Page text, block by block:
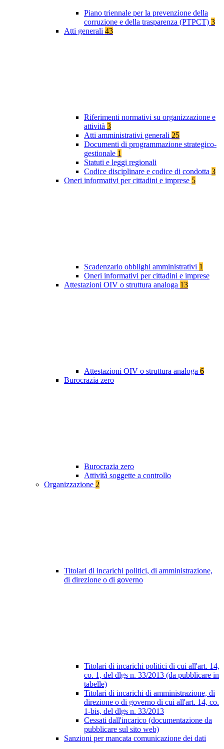
Piano triennale per la prevenzione della
corruzione e della trasparenza (PTPCT) 3
Atti generali 43
Riferimenti normativi su organizzazione e
attività 3
Atti amministrativi generali 25
Documenti di programmazione strategico-
gestionale 1
Statuti e leggi regionali
Codice disciplinare e codice di condotta 3
Oneri informativi per cittadini e imprese 5
Scadenzario obblighi amministrativi 1
Oneri informativi per cittadini e imprese
Attestazioni OIV o struttura analoga 13
Attestazioni OIV o struttura analoga 6
Burocrazia zero
Burocrazia zero
Attività soggette a controllo
Organizzazione 2
Titolari di incarichi politici, di amministrazione,
di direzione o di governo
Titolari di incarichi politici di cui all'art. 14,
co. 1, del dlgs n. 33/2013 (da pubblicare in
tabelle)
Titolari di incarichi di amministrazione, di
direzione o di governo di cui all'art. 14, co.
1-bis, del dlgs n. 33/2013
Cessati dall'incarico (documentazione da
pubblicare sul sito web)
Sanzioni per mancata comunicazione dei dati